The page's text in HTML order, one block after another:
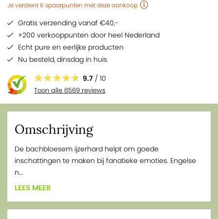
Je verdient6 spaarpunten met deze aankoop
Gratis verzending vanaf €40,-
+200 verkooppunten door heel Nederland
Echt pure en eerlijke producten
Nu besteld, dinsdag in huis
9.7 / 10
Toon alle 6569 reviews
Omschrijving
De bachbloesem ijzerhard helpt om goede
inschattingen te maken bij fanatieke emoties. Engelse
n...
LEES MEER